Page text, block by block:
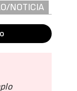
NOTICIA